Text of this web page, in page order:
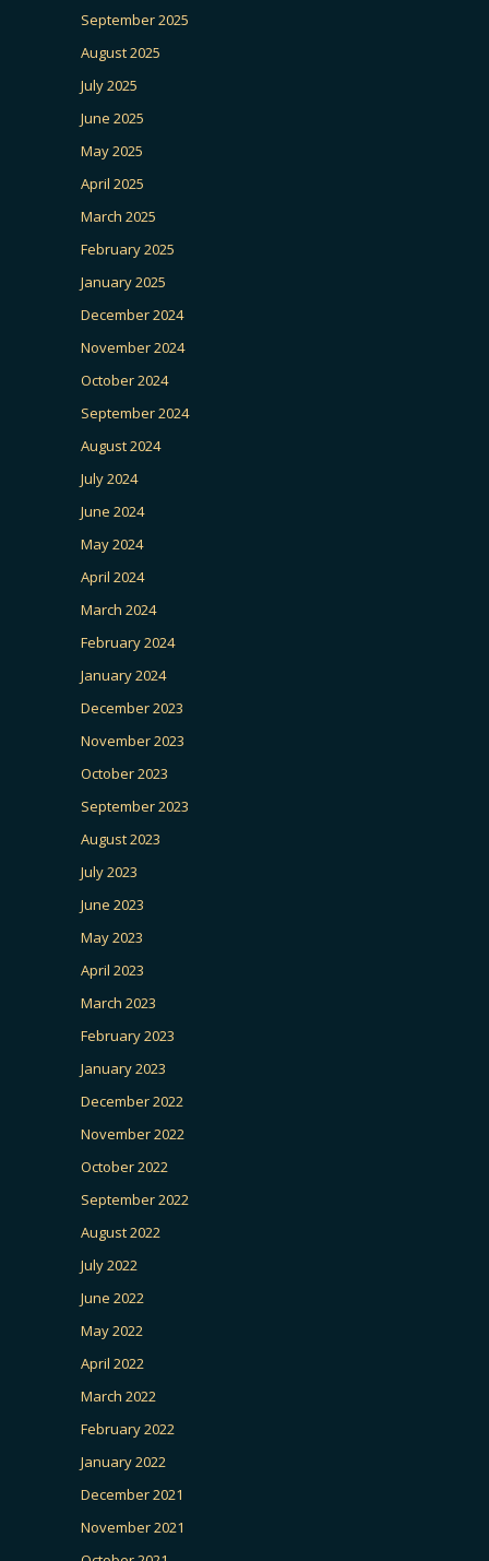
September 2025
August 2025
July 2025
June 2025
May 2025
April 2025
March 2025
February 2025
January 2025
December 2024
November 2024
October 2024
September 2024
August 2024
July 2024
June 2024
May 2024
April 2024
March 2024
February 2024
January 2024
December 2023
November 2023
October 2023
September 2023
August 2023
July 2023
June 2023
May 2023
April 2023
March 2023
February 2023
January 2023
December 2022
November 2022
October 2022
September 2022
August 2022
July 2022
June 2022
May 2022
April 2022
March 2022
February 2022
January 2022
December 2021
November 2021